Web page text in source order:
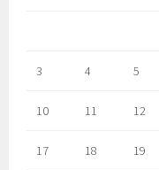
3 4 5
10 11 12
17 18 19